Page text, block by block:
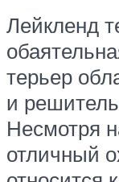
Лейкленд
терьер
и
Несмотря
отличный